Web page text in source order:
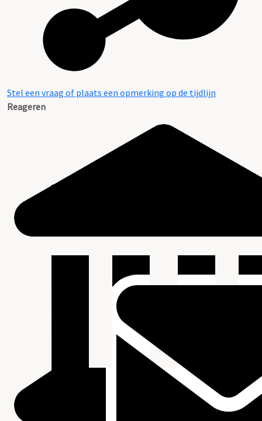
Plaatsingslijst
Beschrijving van de series en archiefbestanddelen
Stel een vraag of plaats een opmerking op de tijdlijn
Reageren